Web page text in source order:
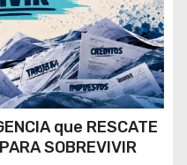
que RESCATE
SOBREVIVIR